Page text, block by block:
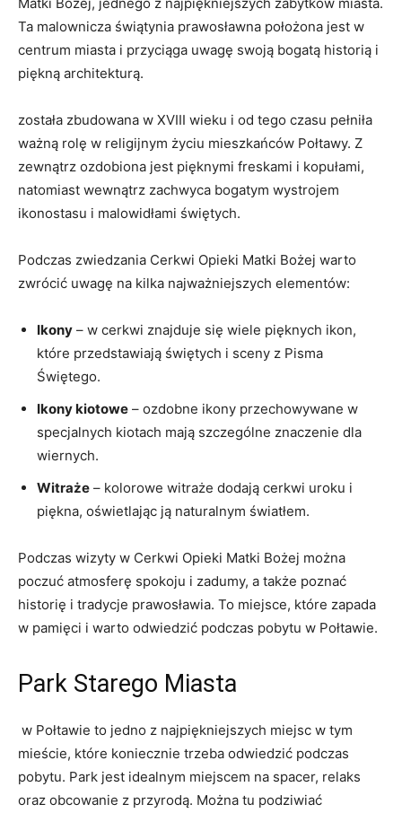
Ta⁣ malownicza świątynia prawosławna położona jest‌ w
centrum miasta i przyciąga uwagę swoją bogatą ‌historią i
piękną architekturą.
została zbudowana ‍w XVIII ⁤wieku i od tego czasu pełniła
ważną ‍rolę w religijnym życiu ‍mieszkańców Połtawy. Z
zewnątrz ozdobiona‍ jest‌ pięknymi freskami i ⁣kopułami,
natomiast⁣ wewnątrz zachwyca ‌bogatym⁢ wystrojem
ikonostasu i malowidłami ⁣świętych.
Podczas zwiedzania‌ Cerkwi Opieki ​Matki Bożej warto
‍zwrócić uwagę ⁢na kilka najważniejszych ⁢elementów:
Ikony – w cerkwi znajduje się wiele pięknych ikon,
które‍ przedstawiają​ świętych i‍ sceny z Pisma
Świętego.
Ikony kiotowe – ozdobne ikony⁣ przechowywane w
‍specjalnych kiotach mają szczególne znaczenie⁤ dla‌
wiernych.
Witraże – kolorowe witraże dodają cerkwi uroku i
piękna, ⁢oświetlając ją naturalnym ‍światłem.
Podczas wizyty w‍ Cerkwi Opieki Matki Bożej można⁢
poczuć atmosferę spokoju​ i zadumy, ‌a także poznać ​
historię i tradycje prawosławia. To miejsce, które zapada
w pamięci i warto odwiedzić podczas pobytu ‌w Połtawie.
Park​ Starego Miasta
‌ w Połtawie to jedno z najpiękniejszych miejsc w tym⁤
mieście, które koniecznie trzeba odwiedzić ⁣podczas
pobytu. ⁤Park jest idealnym ​miejscem na ‍spacer, relaks‌
oraz obcowanie z przyrodą. ​Można​ tu ‍podziwiać